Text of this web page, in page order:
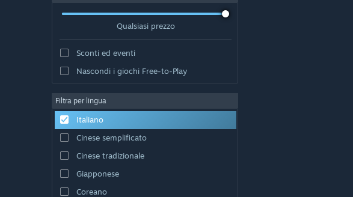
Qualsiasi prezzo
Sconti ed eventi
Nascondi i giochi Free-to-Play
Filtra per lingua
Italiano
Cinese semplificato
Cinese tradizionale
Giapponese
Coreano